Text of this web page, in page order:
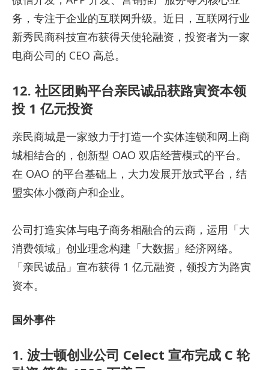
务，专注于企业的互联网升级。近日，互联网行业
新秀民商科技宣布获得天使轮融资，投资者为一家
电商公司的 CEO 高总。
12. 社区团购平台亲民诚品获路寅资本领
投 1 亿元投资
亲民商城是一家致力于打造一个实体连锁和网上商
城相结合的，创新型 OAO 双店经营模式的平台。
在 OAO 的平台基础上，大力发展开放式平台，结
盟实体小微商户和企业。
公司打造实体与电子商务相融合的云商，运用「大
消费领域」创业理念构建「大数据」经济网络。
「亲民诚品」宣布获得 1 亿元融资，领投方为路寅
资本。
国外事件
1. 波士顿创业公司 Celect 宣布完成 C 轮